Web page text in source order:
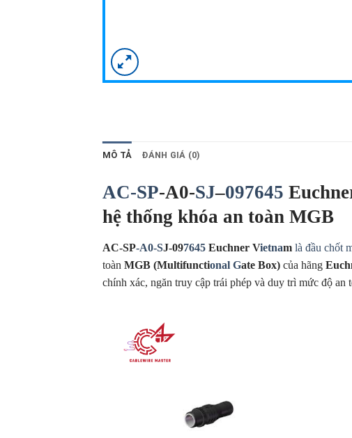
MÔ TẢ ĐÁNH GIÁ (0)
AC-SP-A0-SJ–097645
hệ thống khóa an toàn MGB
AC-SP-A0-SJ-097645 Euchner Vietnam là đầu chốt
toàn MGB (Multifunctional Gate Box) của hãng
chính xác, ngăn truy cập trái phép và duy trì mức độ